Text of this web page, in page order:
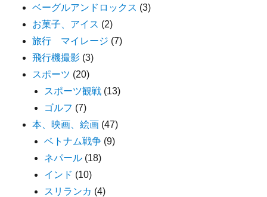
ベーグルアンドロックス (3)
お菓子、アイス (2)
旅行 マイレージ (7)
飛行機撮影 (3)
スポーツ (20)
スポーツ観戦 (13)
ゴルフ (7)
本、映画、絵画 (47)
ベトナム戦争 (9)
ネパール (18)
インド (10)
スリランカ (4)